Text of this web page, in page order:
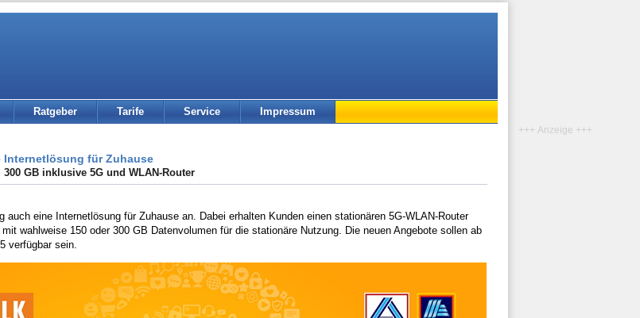
Ratgeber Tarife Service Impressum
Internetlösung für Zuhause
GB inklusive 5G und WLAN-Router
auch eine Internetlösung für Zuhause an. Dabei erhalten Kunden einen stationären 5G-WLAN-Router
wahlweise 150 oder 300 GB Datenvolumen für die stationäre Nutzung. Die neuen Angebote sollen ab
verfügbar sein.
+++ Anzeige +++